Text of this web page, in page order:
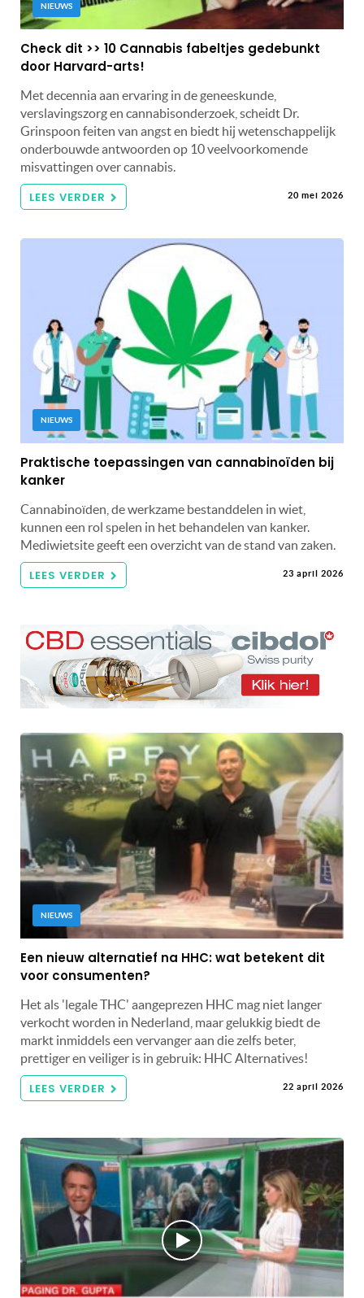
NIEUWS
Check dit >> 10 Cannabis fabeltjes gedebunkt
door Harvard-arts!
Met decennia aan ervaring in de geneeskunde,
verslavingszorg en cannabisonderzoek, scheidt Dr.
Grinspoon feiten van angst en biedt hij wetenschappelijk
onderbouwde antwoorden op 10 veelvoorkomende
misvattingen over cannabis.
LEES VERDER 20 mei 2026
NIEUWS
Praktische toepassingen van cannabinoïden bij
kanker
Cannabinoïden, de werkzame bestanddelen in wiet,
kunnen een rol spelen in het behandelen van kanker.
Mediwietsite geeft een overzicht van de stand van zaken.
LEES VERDER 23 april 2026
NIEUWS
Een nieuw alternatief na HHC: wat betekent dit
voor consumenten?
Het als 'legale THC' aangeprezen HHC mag niet langer
verkocht worden in Nederland, maar gelukkig biedt de
markt inmiddels een vervanger aan die zelfs beter,
prettiger en veiliger is in gebruik: HHC Alternatives!
LEES VERDER 22 april 2026